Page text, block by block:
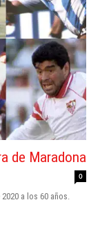
de Maradona
0
a los 60 años.